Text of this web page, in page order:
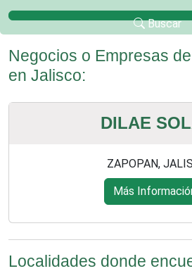
Buscar
Negocios o Empresas
en Jalisco:
DILAE
ZAPOPAN,
Más
Localidades donde